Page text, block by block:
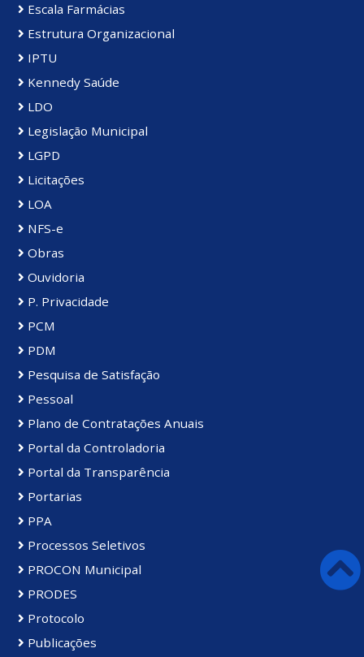
Escala Farmácias
Estrutura Organizacional
IPTU
Kennedy Saúde
LDO
Legislação Municipal
LGPD
Licitações
LOA
NFS-e
Obras
Ouvidoria
P. Privacidade
PCM
PDM
Pesquisa de Satisfação
Pessoal
Plano de Contratações Anuais
Portal da Controladoria
Portal da Transparência
Portarias
PPA
Processos Seletivos
PROCON Municipal
PRODES
Protocolo
Publicações